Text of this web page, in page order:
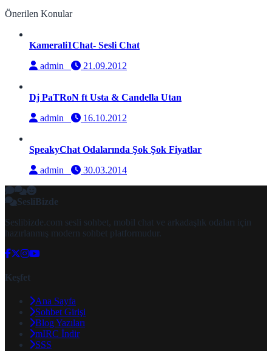
Önerilen Konular
Kamerali1Chat- Sesli Chat
admin
21.09.2012
Dj PaTRoN ft Usta & Candella Utan
admin
16.10.2012
SpeakyChat Odalarında Şok Şok Fiyatlar
admin
30.03.2014
SesliBizde
Seslibizde.com sesli sohbet, mobil chat ve arkadaşlık odaları için
hazırlanmış modern sohbet platformudur.
Keşfet
Ana Sayfa
Sohbet Girişi
Blog Yazıları
mIRC İndir
SSS